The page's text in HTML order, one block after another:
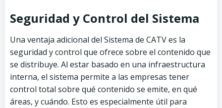
Seguridad y Control del Sistema
Una ventaja adicional del Sistema de CATV es la
seguridad y control que ofrece sobre el contenido que
se distribuye. Al estar basado en una infraestructura
interna, el sistema permite a las empresas tener
control total sobre qué contenido se emite, en qué
áreas, y cuándo. Esto es especialmente útil para